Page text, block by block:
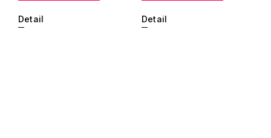
Detail Detail